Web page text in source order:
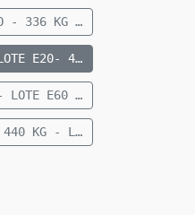
NOVILHAS CRUZAMENTO - 336 KG - LOTE E06 - 33 FÊMEAS MEIO SANGUE CHAROLÊS 12 A 15 MESES - 336 KG - 36KM DE CAMAPUÃ
NOVILHAS- 289 KG- LOTE E20- 40 FEMEAS NELORE- 18 A 24 MESES- 289 KG- 70 KM DE CAMAPUA SENTIDO FIGUEIRAO
TOURUNOS - 819 KG - LOTE E60 - 5 TOURUNOS NELORE - 819 KG - 36 KM DE CAMAPUÃ
VACAS BOIADEIRAS - 440 KG - LOTE E93 - 27 VACAS BOIADEIRAS NELORE - 440KG - 50 KM DE CAMAPUÃ SENTIDO PARAÍSO